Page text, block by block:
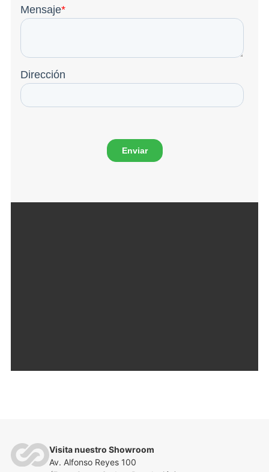
Visita nuestro Showroom
Av. Alfonso Reyes 100